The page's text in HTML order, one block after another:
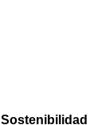
Sostenibilidad